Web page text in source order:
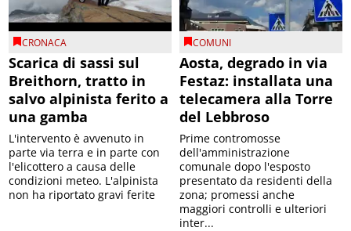
CRONACA
Scarica di sassi sul
Breithorn, tratto in
salvo alpinista ferito a
una gamba
L'intervento è avvenuto in
parte via terra e in parte con
l'elicottero a causa delle
condizioni meteo. L'alpinista
non ha riportato gravi ferite
COMUNI
Aosta, degrado in via
Festaz: installata una
telecamera alla Torre
del Lebbroso
Prime contromosse
dell'amministrazione
comunale dopo l'esposto
presentato da residenti della
zona; promessi anche
maggiori controlli e ulteriori
inter...